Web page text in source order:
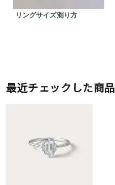
リングサイズ測り方
最近チェックした商品